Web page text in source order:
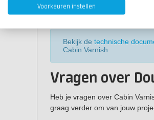
Verbruik:ca. 9m 2
per liter
Glans:zijdeglans
Bekijk de technische
Cabin Varnish.
Vragen over
Heb je vragen over Cabin
graag verder om van jouw
Voorkeuren instellen